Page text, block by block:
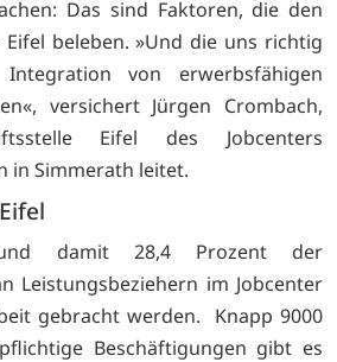
Das sind Faktoren, die den
beleben. »Und die uns richtig
von erwerbsfähigen
versichert Jürgen Crombach,
Eifel des Jobcenters
in Simmerath leitet.
damit 28,4 Prozent der
Leistungsbeziehern im Jobcenter
gebracht werden. Knapp 9000
Beschäftigungen gibt es